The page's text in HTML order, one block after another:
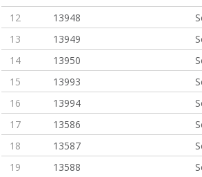
12 13948
13 13949
14 13950
15 13993
16 13994
17 13586
18 13587
19 13588